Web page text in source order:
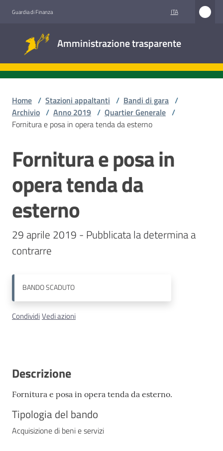
Guardia di Finanza ITA
Amministrazione trasparente
trasparente
Stazioni
appaltanti
Contatti
Home / Stazioni appaltanti / Bandi di gara /
Archivio / Anno 2019 / Quartier Generale /
Fornitura e posa in opera tenda da esterno
Salta al contenuto
Fornitura e posa in
opera tenda da
esterno
29 aprile 2019 - Pubblicata la determina a
contrarre
BANDOSCADUTO
CondividiVedi azioni
Descrizione
Fornitura e posa in opera tenda da esterno.
Tipologia del bando
Acquisizione di beni e servizi